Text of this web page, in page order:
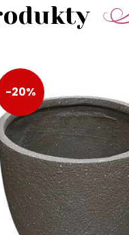
-20%